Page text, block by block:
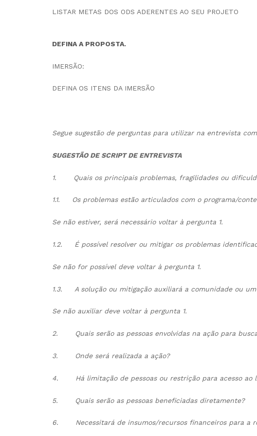
LISTAR METAS DOS ODS ADERENTES AO SEU PROJETO
DEFINA A PROPOSTA.
IMERSÃO:
DEFINA OS ITENS DA IMERSÃO
Segue sugestão de perguntas para utilizar na entrevista
SUGESTÃO DE SCRIPT DE ENTREVISTA
1. Quais os principais problemas, fragilidades ou
1.1. Os problemas estão articulados com o programa/
Se não estiver, será necessário voltar à pergunta 1.
1.2. É possível resolver ou mitigar os problemas
Se não for possível deve voltar à pergunta 1.
1.3. A solução ou mitigação auxiliará a comunidade ou
Se não auxiliar deve voltar à pergunta 1.
2. Quais serão as pessoas envolvidas na ação para
3. Onde será realizada a ação?
4. Há limitação de pessoas ou restrição para acesso ao
5. Quais serão as pessoas beneficiadas diretamente?
6. Necessitará de insumos/recursos financeiros para a